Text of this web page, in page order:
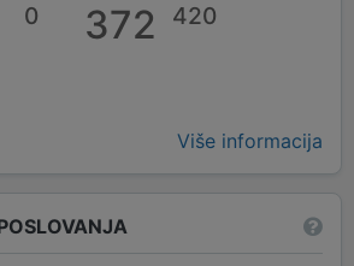
0 372 420
Više informacija